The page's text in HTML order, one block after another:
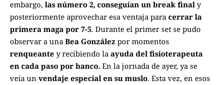
embargo, las número 2, conseguían un break final y
posteriormente aprovechar esa ventaja para cerrar la
primera maga por 7-5. Durante el primer set se pudo
observar a una Bea González por momentos
renqueante y recibiendo la ayuda del fisioterapeuta
en cada paso por banco. En la jornada de ayer, ya se
veía un vendaje especial en su muslo. Esta vez, en esos